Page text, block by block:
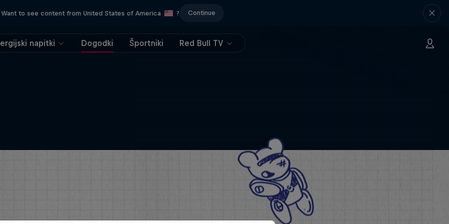
Want to see content from United States of America ? Continue
napitki Dogodki Športniki Red Bull TV